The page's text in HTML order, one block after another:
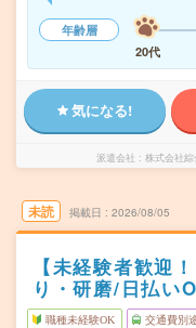
年齢層
20代
気になる!
派遣会社 株式会社
未読 掲載日 2026/08/05
【未経験者歓迎
り・研磨/日払い
職種未経験OK 交通費別